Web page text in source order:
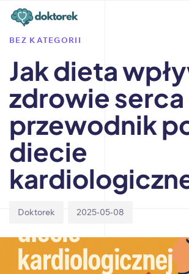
PUBLISHED
BEZ KATEGORII
Jak dieta
zdrowie serca
przewodnik
diecie
Author
Doktorek
Published
2025-05-08